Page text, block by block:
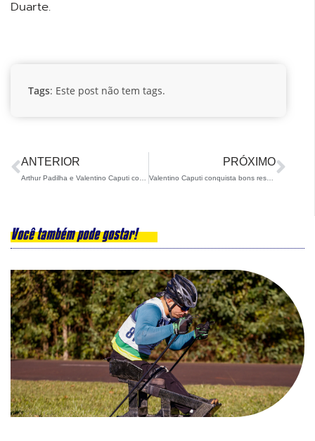
Duarte.
Tags: Este post não tem tags.
ANTERIOR PRÓXIMO
Valentino Caputi conquista bons resultados em Perito Moreno
Você também pode gostar!